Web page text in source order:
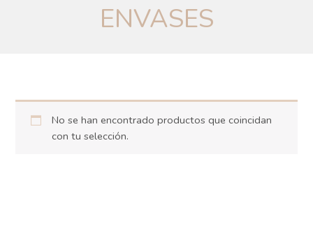
ENVASES
No se han encontrado productos que coincidan
con tu selección.